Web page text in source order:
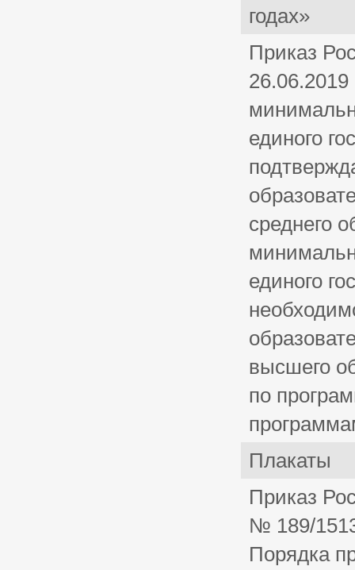
годах»
Приказ
единого
среднего
единого
высшего
по
Плакаты
Приказ
№ 189/
Порядка